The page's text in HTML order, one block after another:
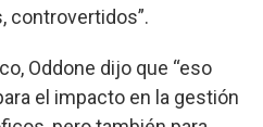
controvertidos”.
Oddone dijo que “eso
el impacto en la gestión